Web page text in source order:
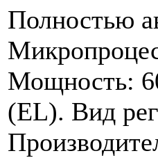
Полностью
Мощность:
(EL). Вид